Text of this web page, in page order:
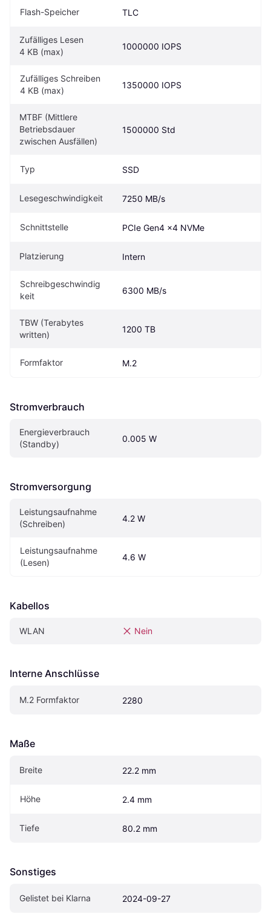
Flash-Speicher TLC
Zufälliges Lesen
4 KB (max)
1000000 IOPS
Zufälliges Schreiben
4 KB (max)
1350000 IOPS
MTBF (Mittlere
Betriebsdauer
zwischen Ausfällen)
1500000 Std
Typ SSD
Lesegeschwindigkeit 7250 MB/s
Schnittstelle PCIe Gen4 x4 NVMe
Platzierung Intern
Schreibgeschwindig
keit
6300 MB/s
TBW (Terabytes
written)
1200 TB
Formfaktor M.2
Stromverbrauch
Energieverbrauch
(Standby)
0.005 W
Stromversorgung
Leistungsaufnahme
(Schreiben)
4.2 W
Leistungsaufnahme
(Lesen)
4.6 W
Kabellos
WLAN Nein
Interne Anschlüsse
M.2 Formfaktor 2280
Maße
Breite 22.2 mm
Höhe 2.4 mm
Tiefe 80.2 mm
Sonstiges
Gelistet bei Klarna 2024-09-27